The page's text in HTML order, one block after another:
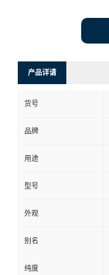
产品详请
货号
品牌
用途
型号
外观
别名
纯度